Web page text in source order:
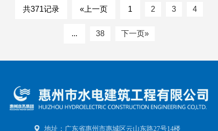
共371记录 «上一页 1 2 3 4
... 38 下一页»
地址：广东省惠州市惠城区云山东路27号14楼